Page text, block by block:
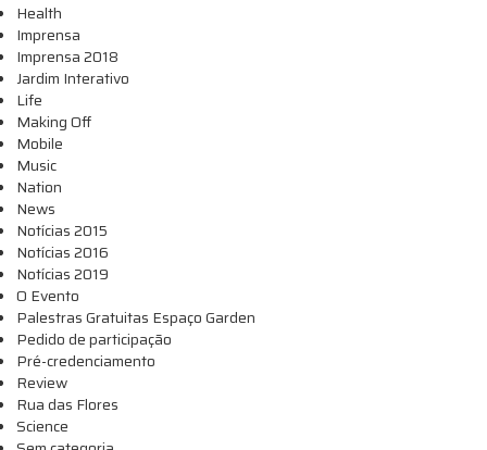
Health
Imprensa
Imprensa 2018
Jardim Interativo
Life
Making Off
Mobile
Music
Nation
News
Notícias 2015
Notícias 2016
Notícias 2019
O Evento
Palestras Gratuitas Espaço Garden
Pedido de participação
Pré-credenciamento
Review
Rua das Flores
Science